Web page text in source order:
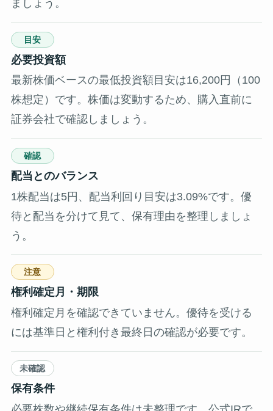
ましょう。
目安
必要投資額
最新株価ベースの最低投資額目安は16,200円（100
株想定）です。株価は変動するため、購入直前に
証券会社で確認しましょう。
確認
配当とのバランス
1株配当は5円、配当利回り目安は3.09%です。優
待と配当を分けて見て、保有理由を整理しましょ
う。
注意
権利確定月・期限
権利確定月を確認できていません。優待を受ける
には基準日と権利付き最終日の確認が必要です。
未確認
保有条件